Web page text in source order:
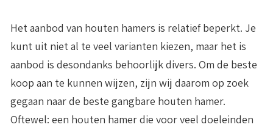
Het aanbod van houten hamers is relatief beperkt. Je
kunt uit niet al te veel varianten kiezen, maar het is
aanbod is desondanks behoorlijk divers. Om de beste
koop aan te kunnen wijzen, zijn wij daarom op zoek
gegaan naar de beste gangbare houten hamer.
Oftewel: een houten hamer die voor veel doeleinden